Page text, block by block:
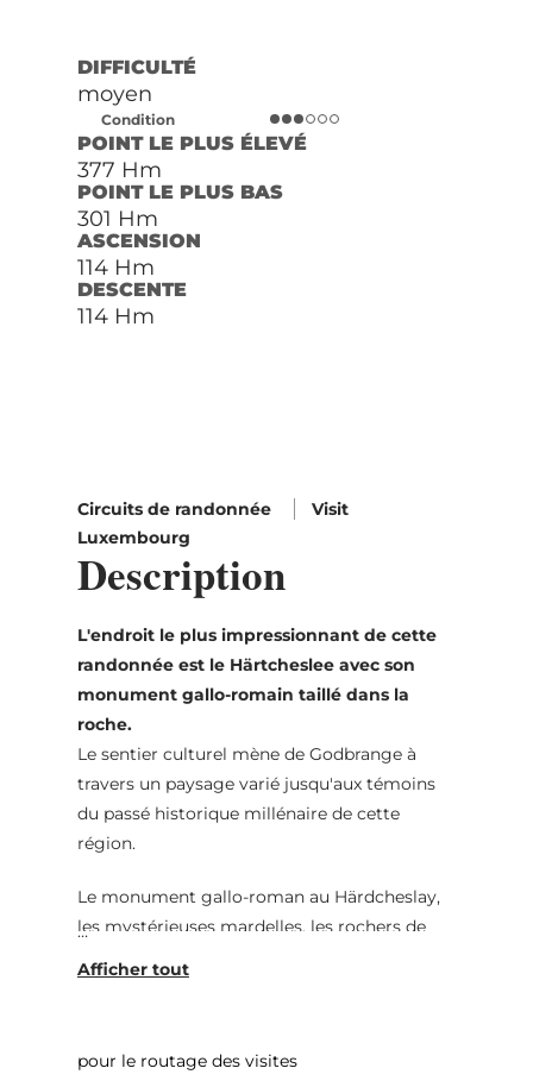
DIFFICULTÉ
moyen
Condition
POINT LE PLUS ÉLEVÉ
377 Hm
POINT LE PLUS BAS
301 Hm
ASCENSION
114 Hm
DESCENTE
114 Hm
Circuits de randonnée
Visit
Luxembourg
Description
L'endroit le plus impressionnant de cette
randonnée est le Härtcheslee avec son
monument gallo-romain taillé dans la
roche.
Le sentier culturel mène de Godbrange à
travers un paysage varié jusqu'aux témoins
du passé historique millénaire de cette
région.
Le monument gallo-roman au Härdcheslay,
les mystérieuses mardelles, les rochers de
pour le routage des visites